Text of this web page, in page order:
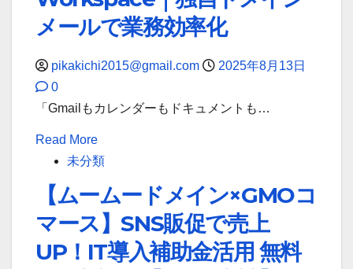
ド
イ
メ
｜
Google
Workspace
で
信
で、
ど
安
全
な
フ
ィ
ス
メールで業務効率化
pikakichi2015@gmail.com
2025年8月13日
0
「Gmailもカレンダーもドキュメントも…
Read MoreRead
more
【25%OFF】
ム
ー
ム
未分類
【ムームードメイン×GMOコ
マース】SNS販促で売上
UP！IT導入補助金活用 無料